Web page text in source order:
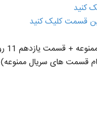
قسمت کلیک کنید
یازدهم 11 روی لینک مقابل کلیک کنید)
قسمت های سریال ممنوعه)